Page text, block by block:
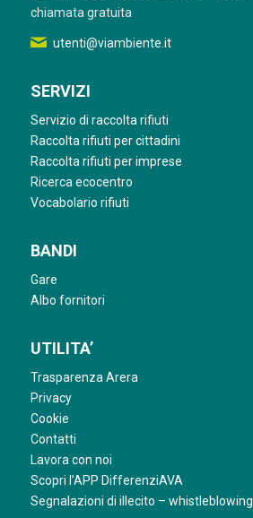
chiamata gratuita
utenti@viambiente.it
SERVIZI
Servizio di raccolta rifiuti
Raccolta rifiuti per cittadini
Raccolta rifiuti per imprese
Ricerca ecocentro
Vocabolario rifiuti
BANDI
Gare
Albo fornitori
UTILITA’
Trasparenza Arera
Privacy
Cookie
Contatti
Lavora con noi
Scopri l’APP DifferenziAVA
Segnalazioni di illecito – whistleblowing